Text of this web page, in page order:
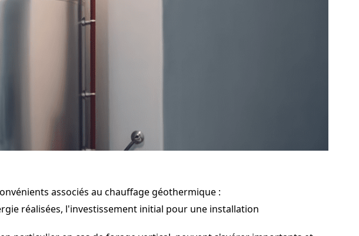
associés au chauffage géothermique :
réalisées, l'investissement initial pour une installation